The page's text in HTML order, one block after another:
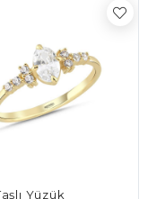
V Tasarım Yüzük